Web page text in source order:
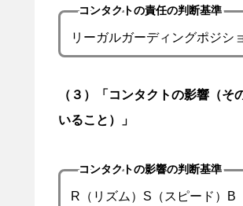
コンタクトの責任の判断基準
リーガルガーディングポジシ
（３）「コンタクトの影響（
いること）」
コンタクトの影響の判断基準
R（リズム）S（スピード）B